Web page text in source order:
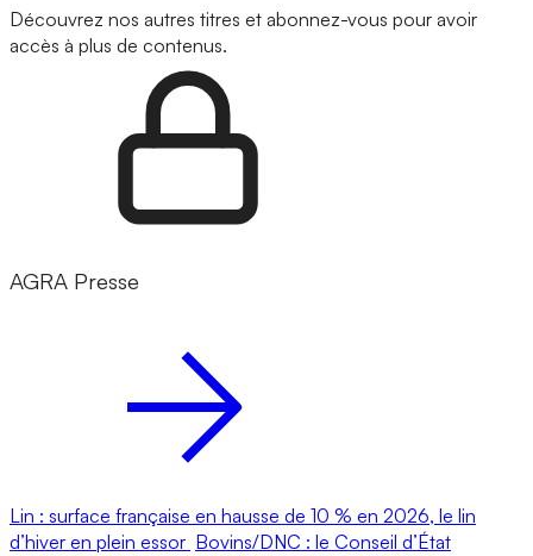
Découvrez nos autres titres et abonnez-vous pour avoir
accès à plus de contenus.
AGRA Presse
Lin : surface française en hausse de 10 % en 2026, le lin
d’hiver en plein essor Bovins/DNC : le Conseil d’État